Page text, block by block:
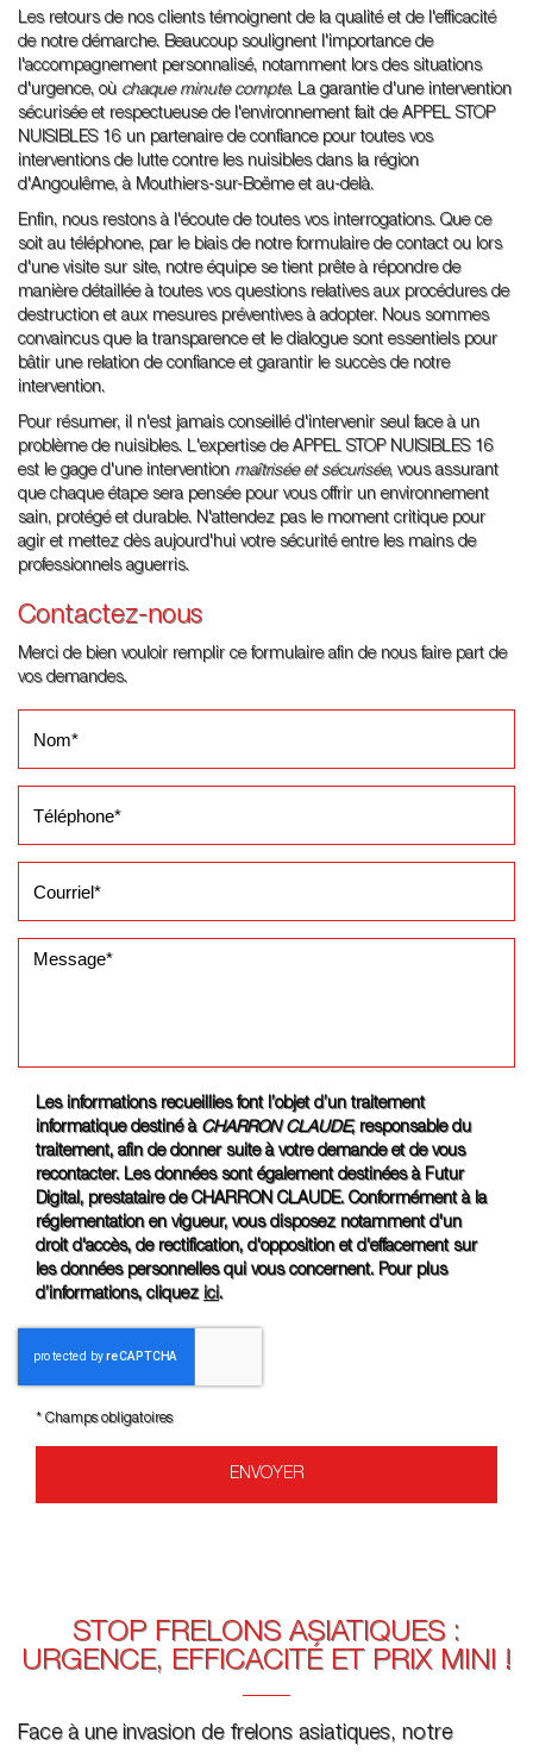
Les retours de nos clients témoignent de la qualité et de l'efficacité
de notre démarche. Beaucoup soulignent l'importance de
l'accompagnement personnalisé, notamment lors des situations
d'urgence, où chaque minute compte. La garantie d'une intervention
sécurisée et respectueuse de l'environnement fait de APPEL STOP
NUISIBLES 16 un partenaire de confiance pour toutes vos
interventions de lutte contre les nuisibles dans la région
d'Angoulême, à Mouthiers-sur-Boëme et au-delà.
Enfin, nous restons à l'écoute de toutes vos interrogations. Que ce
soit au téléphone, par le biais de notre formulaire de contact ou lors
d'une visite sur site, notre équipe se tient prête à répondre de
manière détaillée à toutes vos questions relatives aux procédures de
destruction et aux mesures préventives à adopter. Nous sommes
convaincus que la transparence et le dialogue sont essentiels pour
bâtir une relation de confiance et garantir le succès de notre
intervention.
Pour résumer, il n'est jamais conseillé d'intervenir seul face à un
problème de nuisibles. L'expertise de APPEL STOP NUISIBLES 16
est le gage d'une intervention maîtrisée et sécurisée, vous assurant
que chaque étape sera pensée pour vous offrir un environnement
sain, protégé et durable. N'attendez pas le moment critique pour
agir et mettez dès aujourd'hui votre sécurité entre les mains de
professionnels aguerris.
Contactez-nous
Merci de bien vouloir remplir ce formulaire afin de nous faire part de
vos demandes.
Les informations recueillies font l’objet d’un traitement
informatique destiné à
CHARRON CLAUDE, responsable du
traitement, afin de donner suite à votre demande et de vous
recontacter. Les données sont également destinées à Futur
Digital, prestataire de CHARRON CLAUDE. Conformément à la
réglementation en vigueur, vous disposez notamment d'un
droit d'accès, de rectification, d'opposition et d'effacement sur
les données personnelles qui vous concernent. Pour plus
d’informations, cliquez ici.
*Champs obligatoires
STOP FRELONS ASIATIQUES :
URGENCE, EFFICACITÉ ET PRIX MINI !
Face à une invasion de frelons asiatiques, notre